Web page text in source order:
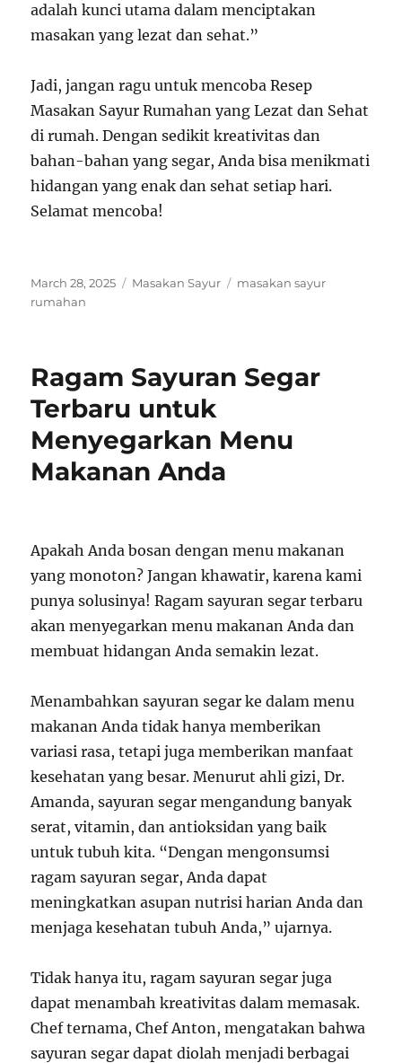
adalah kunci utama dalam menciptakan
masakan yang lezat dan sehat.”
Jadi, jangan ragu untuk mencoba Resep
Masakan Sayur Rumahan yang Lezat dan Sehat
di rumah. Dengan sedikit kreativitas dan
bahan-bahan yang segar, Anda bisa menikmati
hidangan yang enak dan sehat setiap hari.
Selamat mencoba!
Posted
on
March 28, 2025 Categories
Masakan Sayur Tags
masakan sayur
rumahan
Ragam Sayuran Segar
Terbaru untuk
Menyegarkan Menu
Makanan Anda
Apakah Anda bosan dengan menu makanan
yang monoton? Jangan khawatir, karena kami
punya solusinya! Ragam sayuran segar terbaru
akan menyegarkan menu makanan Anda dan
membuat hidangan Anda semakin lezat.
Menambahkan sayuran segar ke dalam menu
makanan Anda tidak hanya memberikan
variasi rasa, tetapi juga memberikan manfaat
kesehatan yang besar. Menurut ahli gizi, Dr.
Amanda, sayuran segar mengandung banyak
serat, vitamin, dan antioksidan yang baik
untuk tubuh kita. “Dengan mengonsumsi
ragam sayuran segar, Anda dapat
meningkatkan asupan nutrisi harian Anda dan
menjaga kesehatan tubuh Anda,” ujarnya.
Tidak hanya itu, ragam sayuran segar juga
dapat menambah kreativitas dalam memasak.
Chef ternama, Chef Anton, mengatakan bahwa
sayuran segar dapat diolah menjadi berbagai